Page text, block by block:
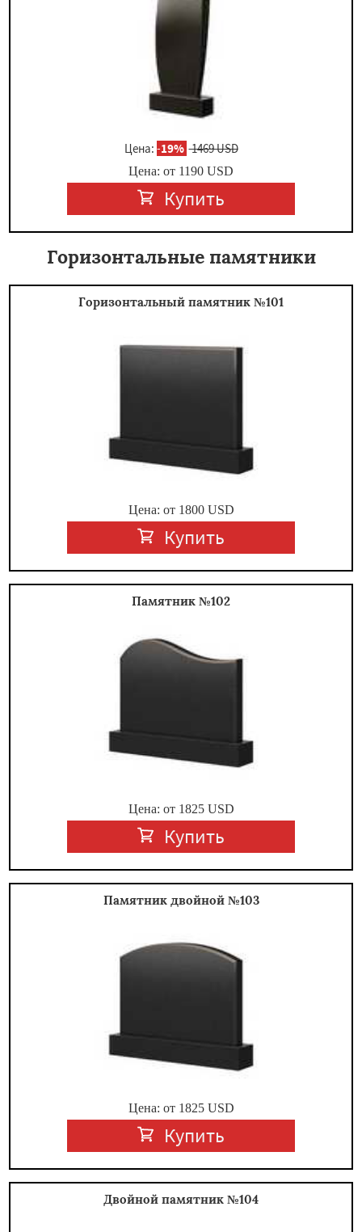
Цена: -19% 1469 USD
Цена: от 1190 USD
Купить
Горизонтальные памятники
Горизонтальный памятник №101
Цена: от 1800USD
Купить
Памятник №102
Цена: от 1825USD
Купить
Памятник двойной №103
Цена: от 1825USD
Купить
Двойной памятник №104